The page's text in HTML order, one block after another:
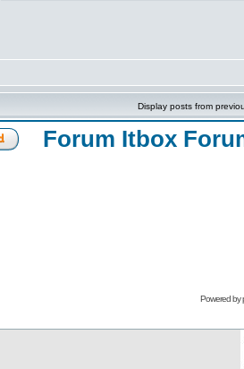
Display posts from
Forum Itbox
Powered by